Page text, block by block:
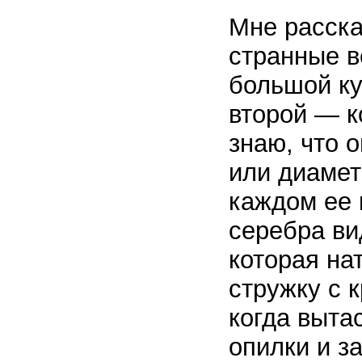
Мне
странные
большой
второй —
знаю, что
или
каждом ее
серебра
которая
стружку с
когда
опилки и